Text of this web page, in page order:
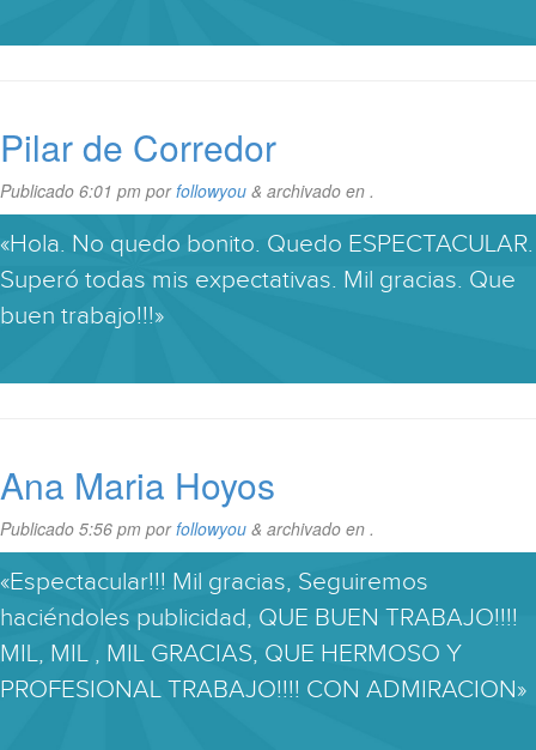
Pilar de Corredor
Publicado 6:01 pm porfollowyou & archivado en .
«Hola. No quedo bonito. Quedo ESPECTACULAR.
Superó todas mis expectativas. Mil gracias. Que
buen trabajo!!!»
Ana Maria Hoyos
Publicado 5:56 pm porfollowyou & archivado en .
«Espectacular!!! Mil gracias, Seguiremos
haciéndoles publicidad, QUE BUEN TRABAJO!!!!
MIL, MIL , MIL GRACIAS, QUE HERMOSO Y
PROFESIONAL TRABAJO!!!! CON ADMIRACION»